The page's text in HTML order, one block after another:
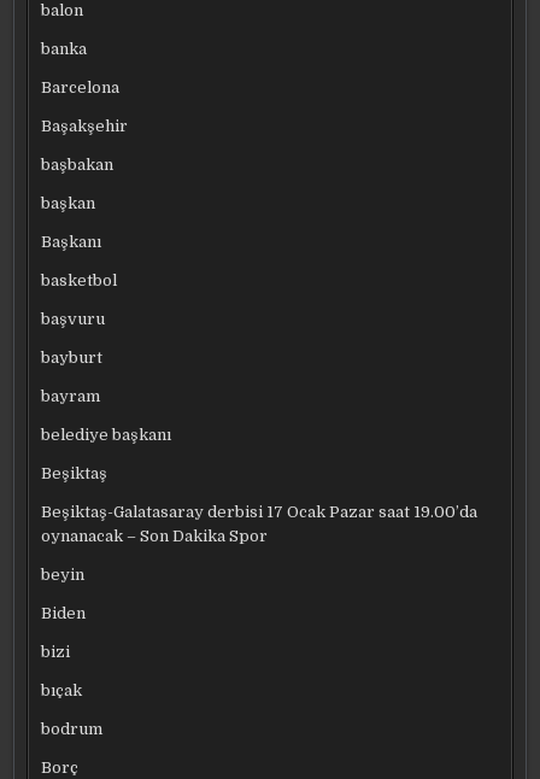
balon
banka
Barcelona
Başakşehir
başbakan
başkan
Başkanı
basketbol
başvuru
bayburt
bayram
belediye başkanı
Beşiktaş
Beşiktaş-Galatasaray derbisi 17 Ocak Pazar saat 19.00’da
oynanacak – Son Dakika Spor
beyin
Biden
bizi
bıçak
bodrum
Borç